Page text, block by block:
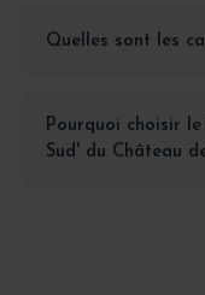
Quelles sont les
Pourquoi choisir
Sud' du Château